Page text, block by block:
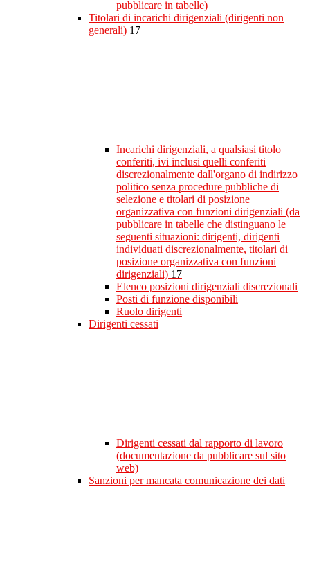
pubblicare in tabelle)
Titolari di incarichi dirigenziali (dirigenti non
generali) 17
Incarichi dirigenziali, a qualsiasi titolo
conferiti, ivi inclusi quelli conferiti
discrezionalmente dall'organo di indirizzo
politico senza procedure pubbliche di
selezione e titolari di posizione
organizzativa con funzioni dirigenziali (da
pubblicare in tabelle che distinguano le
seguenti situazioni: dirigenti, dirigenti
individuati discrezionalmente, titolari di
posizione organizzativa con funzioni
dirigenziali) 17
Elenco posizioni dirigenziali discrezionali
Posti di funzione disponibili
Ruolo dirigenti
Dirigenti cessati
Dirigenti cessati dal rapporto di lavoro
(documentazione da pubblicare sul sito
web)
Sanzioni per mancata comunicazione dei dati